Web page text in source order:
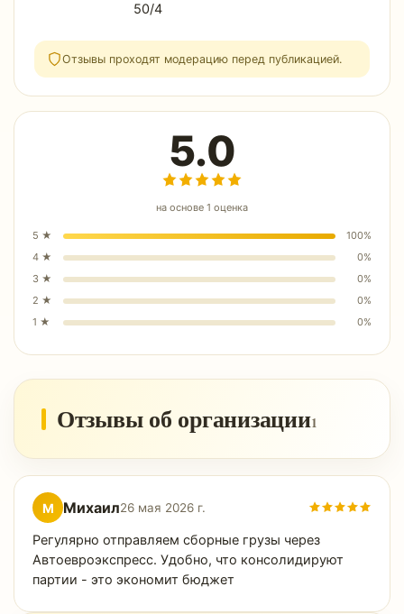
50/4
Отзывы проходят модерацию перед публикацией.
5.0
на основе 1 оценка
5 ★ 100%
4 ★ 0%
3 ★ 0%
2 ★ 0%
1 ★ 0%
Отзывы об организации1
М Михаил26 мая 2026 г.
Регулярно отправляем сборные грузы через
Автоевроэкспресс. Удобно, что консолидируют
партии - это экономит бюджет